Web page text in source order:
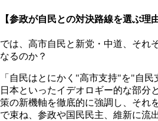
【参政が自民との対決路線を選ぶ理由
では、高市自民と新党・中道、それ
なるのか？
「自民はとにかく"高市支持"を"自
日本といったイデオロギー的な部分
策の新機軸を徹底的に強調し、それ
で束ね、参政や国民民主、維新に流